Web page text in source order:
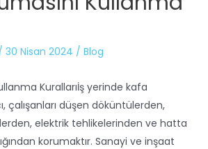
30 Nisan 2024 / Blog
Kurallarıİş yerinde kafa
çalışanları düşen döküntülerden,
elektrik tehlikelerinden ve hatta
korumaktır. Sanayi ve inşaat